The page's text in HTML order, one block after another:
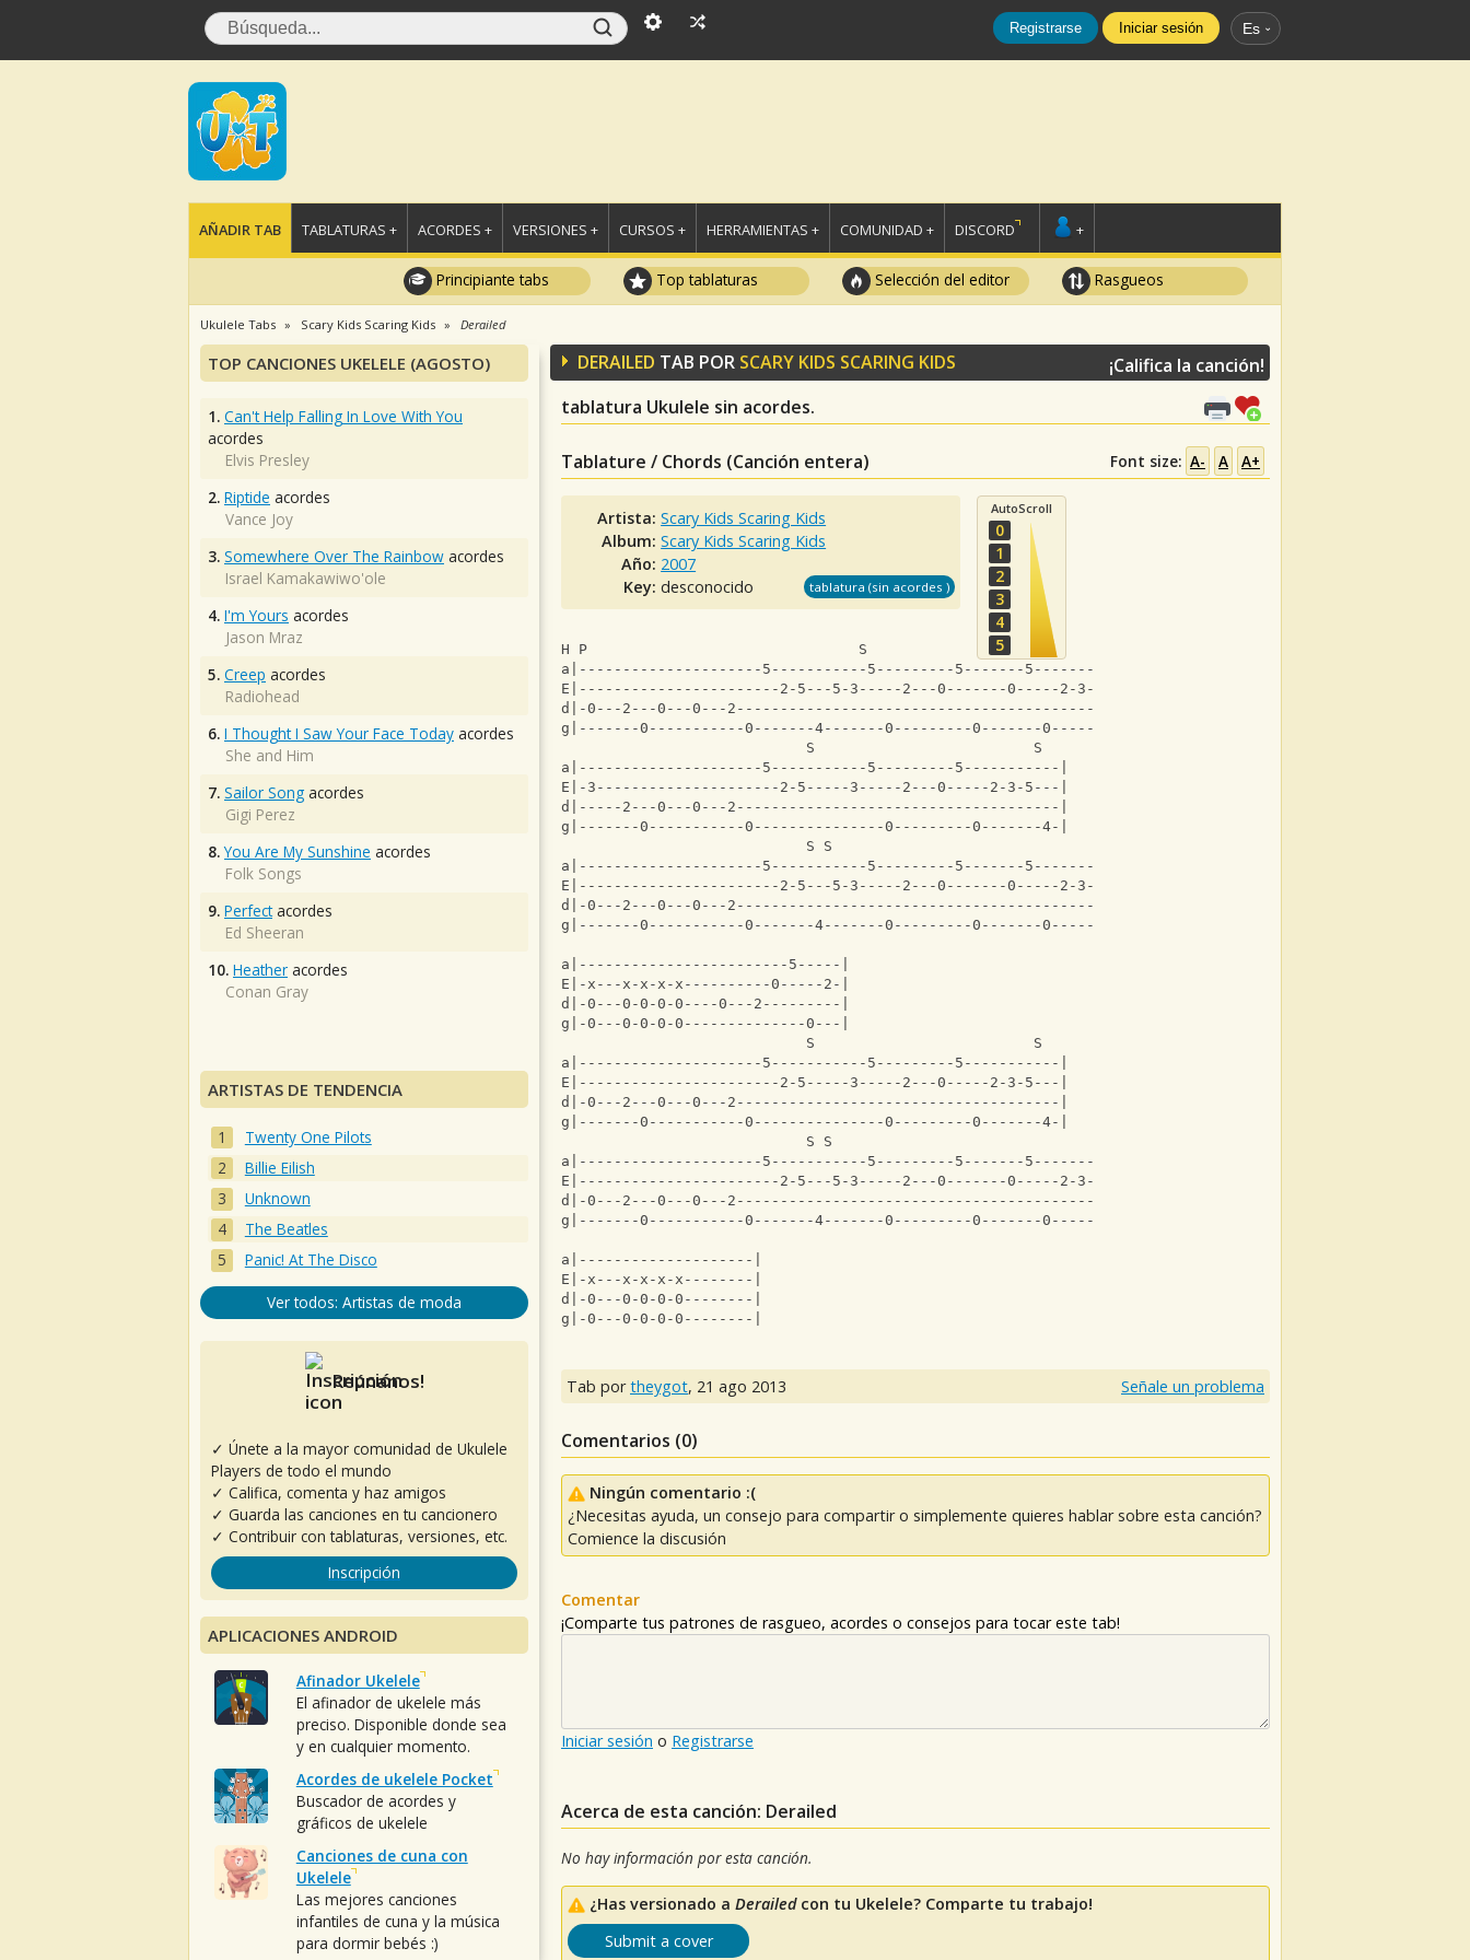
Registrarse Iniciar sesión Es
AÑADIR TAB TABLATURAS + ACORDES + VERSIONES + CURSOS + HERRAMIENTAS + COMUNIDAD + DISCORD +
Principiante tabs Top tablaturas Selección del editor Rasgueos
Ukulele Tabs Scary Kids Scaring Kids Derailed
DERAILED TAB POR SCARY KIDS SCARING KIDS
tablatura Ukulele sin acordes.
¡Califica la canción!
Tablature / Chords (Canción entera) Font size: A- A A+
Artista:Scary Kids Scaring Kids
Album:Scary Kids Scaring Kids
Año: 2007
Key:desconocido tablatura (sin acordes )
AutoScroll
0
1
2
3
4
5
H P                               S
a|---------------------5-----------5---------5-------5-----------|
E|-----------------------2-5---5-3-----2---0-------0-----2-3-5---|
d|-0---2---0---0---2---------------------------------------------|
g|-------0-----------0-------4-------0---------0-------0-------4-|
                            S                         S
a|---------------------5-----------5---------5-----------|
E|-3---------------------2-5-----3-----2---0-----2-3-5---|
d|-----2---0---0---2-------------------------------------|
g|-------0-----------0---------------0---------0-------4-|
                            S S
a|---------------------5-----------5---------5-------5-----------|
E|-----------------------2-5---5-3-----2---0-------0-----2-3-5-3-|
d|-0---2---0---0---2---------------------------------------------|
g|-------0-----------0-------4-------0---------0-------0-------x-|
a|------------------------5-----|
E|-x---x-x-x-x----------0-----2-|
d|-0---0-0-0-0----0---2---------|
g|-0---0-0-0-0--------------0---|
                            S                         S
a|---------------------5-----------5---------5-----------|
E|-----------------------2-5-----3-----2---0-----2-3-5---|
d|-0---2---0---0---2-------------------------------------|
g|-------0-----------0---------------0---------0-------4-|
                            S S
a|---------------------5-----------5---------5-------5-----------|
E|-----------------------2-5---5-3-----2---0-------0-----2-3-5-3-|
d|-0---2---0---0---2---------------------------------------------|
g|-------0-----------0-------4-------0---------0-------0---------|
a|--------------------|
E|-x---x-x-x-x--------|
d|-0---0-0-0-0--------|
g|-0---0-0-0-0--------|
Tab portheygot, 21 ago 2013 Señale un problema
Comentarios (0)
Ningún comentario :(
¿Necesitas ayuda, un consejo para compartir o simplemente quieres hablar sobre esta canción?
Comience la discusión
Comentar
¡Comparte tus patrones de rasgueo, acordes o consejos para tocar este tab!
Iniciar sesión o Registrarse
Acerca de esta canción: Derailed
No hay información por esta canción.
¿Has versionado a Derailedcon tu Ukelele? Comparte tu trabajo!
Submit a cover
TOP CANCIONES UKELELE (AGOSTO)
1. Can't Help Falling In Love With You
acordes
Elvis Presley
2. Riptide acordes
Vance Joy
3. Somewhere Over The Rainbow acordes
Israel Kamakawiwo'ole
4. I'm Yours acordes
Jason Mraz
5. Creep acordes
Radiohead
6. I Thought I Saw Your Face Today acordes
She and Him
7. Sailor Song acordes
Gigi Perez
8. You Are My Sunshine acordes
Folk Songs
9. Perfectacordes
Ed Sheeran
10. Heather acordes
Conan Gray
ARTISTAS DE TENDENCIA
Twenty One Pilots
Billie Eilish
Unknown
The Beatles
Panic! At The Disco
Ver todos: Artistas de moda
Reúnanos!
✓ Únete a la mayor comunidad de Ukulele
Players de todo el mundo
✓ Califica, comenta y haz amigos
✓ Guarda las canciones en tu cancionero
✓ Contribuir con tablaturas, versiones, etc.
Inscripción
APLICACIONES ANDROID
Afinador Ukelele
El afinador de ukelele más
preciso. Disponible donde sea
y en cualquier momento.
Acordes de ukelele Pocket
Buscador de acordes y
gráficos de ukelele
Canciones de cuna con
Ukelele
Las mejores canciones
infantiles de cuna y la música
para dormir bebés :)